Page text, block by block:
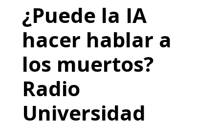
¿Puede la IA
hacer hablar a
los muertos?
Radio
Universidad